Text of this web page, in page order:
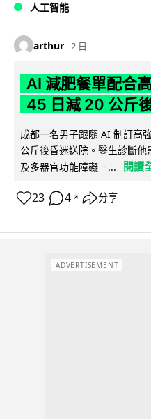
人工智能
arthur 2 日
AI 減肥餐單配合
45 日減 20 公斤
成都一名男子跟隨 AI 制訂高
公斤後昏迷送院。醫生診斷
及多器官功能障礙。...
閱讀
23 4 ↗ 分享
ADVERTISEMENT